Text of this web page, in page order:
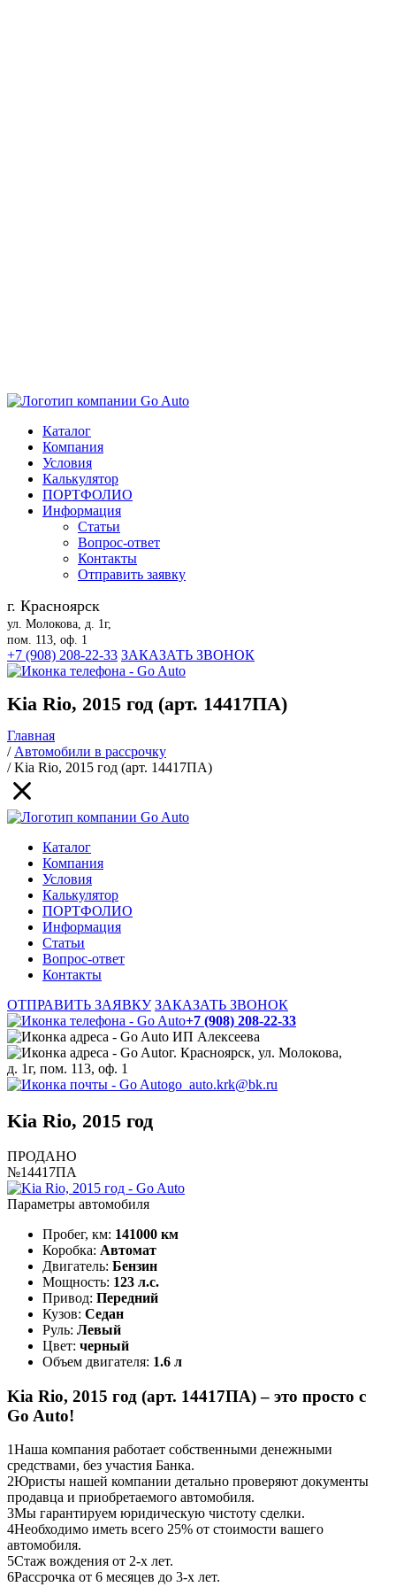
Каталог
Компания
Условия
Калькулятор
ПОРТФОЛИО
Информация
Статьи
Вопрос-ответ
Контакты
Отправить заявку
г. Красноярск
ул. Молокова, д. 1г,
пом. 113, оф. 1
+7 (908) 208-22-33 ЗАКАЗАТЬ ЗВОНОК
Kia Rio, 2015 год (арт. 14417ПА)
Главная
/Автомобили в рассрочку
/Kia Rio, 2015 год (арт. 14417ПА)
Каталог
Компания
Условия
Калькулятор
ПОРТФОЛИО
Информация
Статьи
Вопрос-ответ
Контакты
ОТПРАВИТЬ ЗАЯВКУ ЗАКАЗАТЬ ЗВОНОК
+7 (908) 208-22-33
ИП Алексеева
г. Красноярск, ул. Молокова,
д. 1г, пом. 113, оф. 1
go_auto.krk@bk.ru
Kia Rio, 2015 год
ПРОДАНО
№14417ПА
Параметры автомобиля
Пробег, км: 141000 км
Коробка: Автомат
Двигатель: Бензин
Мощность: 123 л.с.
Привод: Передний
Кузов: Седан
Руль: Левый
Цвет: черный
Объем двигателя: 1.6 л
Kia Rio, 2015 год (арт. 14417ПА) – это просто с
Go Auto!
1Наша компания работает собственными денежными
средствами, без участия Банка.
2Юристы нашей компании детально проверяют документы
продавца и приобретаемого автомобиля.
3Мы гарантируем юридическую чистоту сделки.
4Необходимо иметь всего 25% от стоимости вашего
автомобиля.
5Стаж вождения от 2-х лет.
6Рассрочка от 6 месяцев до 3-х лет.